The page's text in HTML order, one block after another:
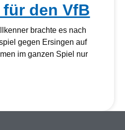
den VfB
brachte es nach
gegen Ersingen auf
im ganzen Spiel nur